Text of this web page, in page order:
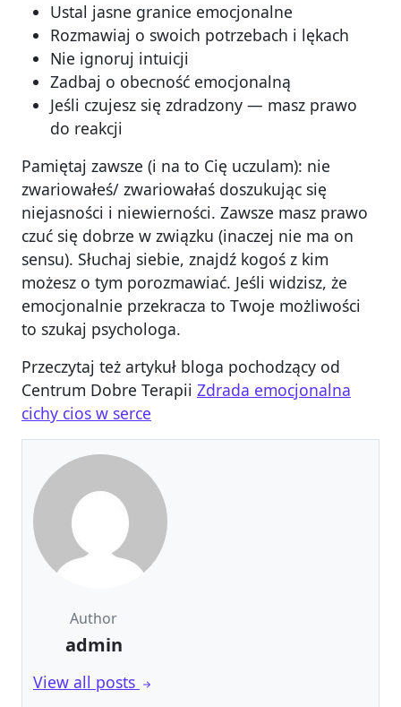
Ustal jasne granice emocjonalne
Rozmawiaj o swoich potrzebach i lękach
Nie ignoruj intuicji
Zadbaj o obecność emocjonalną
Jeśli czujesz się zdradzony — masz prawo
do reakcji
Pamiętaj zawsze (i na to Cię uczulam): nie
zwariowałeś/ zwariowałaś doszukując się
niejasności i niewierności. Zawsze masz prawo
czuć się dobrze w związku (inaczej nie ma on
sensu). Słuchaj siebie, znajdź kogoś z kim
możesz o tym porozmawiać. Jeśli widzisz, że
emocjonalnie przekracza to Twoje możliwości
to szukaj psychologa.
Przeczytaj też artykuł bloga pochodzący od
Centrum Dobre Terapii Zdrada emocjonalna
cichy cios w serce
Author
admin
View all posts